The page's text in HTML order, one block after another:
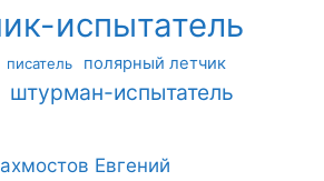
испытатель
писатель полярный летчик
штурман-испытатель
Евгений